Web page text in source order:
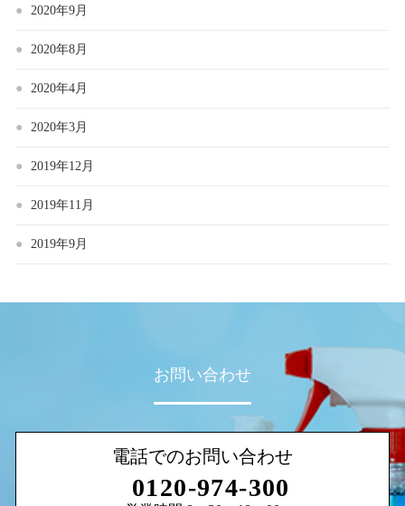
2020年9月
2020年8月
2020年4月
2020年3月
2019年12月
2019年11月
2019年9月
お問い合わせ
電話でのお問い合わせ
0120-974-300